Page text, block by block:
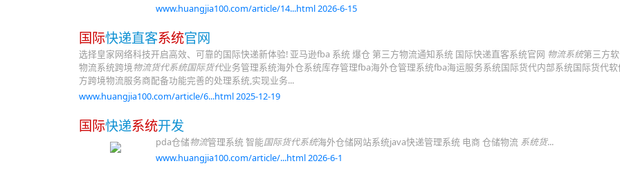
www.huangjia100.com/article/14...html 2026-6-15
国际快递直客系统官网
选择皇家网络科技开启高效、可靠的国际快递新体验! 亚马逊fba 系统 爆仓 第三方物流通知系统 国际快递直客系统官网 物流系统第三方
物流系统跨境物流货代系统国际货代业务管理系统海外仓系统库存管理fba海外仓管理系统fba海运服务系统国际货代内部系统国际货代软
方跨境物流服务商配备功能完善的处理系统,实现业务...
www.huangjia100.com/article/6...html 2025-12-19
国际快递系统开发
pda仓储物流管理系统 智能国际货代系统海外仓储网站系统java快递管理系统 电商 仓储物流 系统货...
www.huangjia100.com/article/...html 2026-6-1